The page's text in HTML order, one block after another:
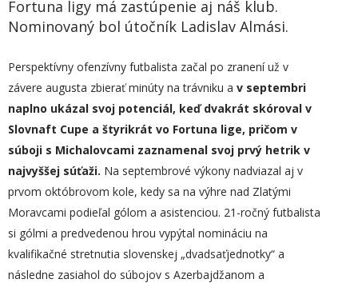
Fortuna ligy má zastúpenie aj náš klub.
Nominovaný bol útočník Ladislav Almási.
Perspektívny ofenzívny futbalista začal po zranení už v
závere augusta zbierať minúty na trávniku a v septembri
naplno ukázal svoj potenciál, keď dvakrát skóroval v
Slovnaft Cupe a štyrikrát vo Fortuna lige, pričom v
súboji s Michalovcami zaznamenal svoj prvý hetrik v
najvyššej súťaži. Na septembrové výkony nadviazal aj v
prvom októbrovom kole, kedy sa na výhre nad Zlatými
Moravcami podieľal gólom a asistenciou. 21-ročný futbalista
si gólmi a predvedenou hrou vypýtal nomináciu na
kvalifikačné stretnutia slovenskej „dvadsaťjednotky“ a
následne zasiahol do súbojov s Azerbajdžanom a